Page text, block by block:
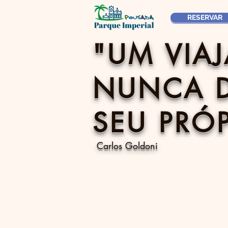
RESERVAR
"UM
NUNCA
SEU
Carlos Goldoni